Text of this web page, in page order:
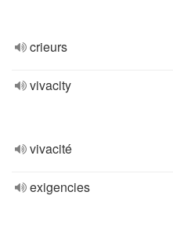
crieurs
vivacity
vivacité
exigencies